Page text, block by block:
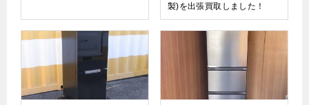
製)を出張買取しました！